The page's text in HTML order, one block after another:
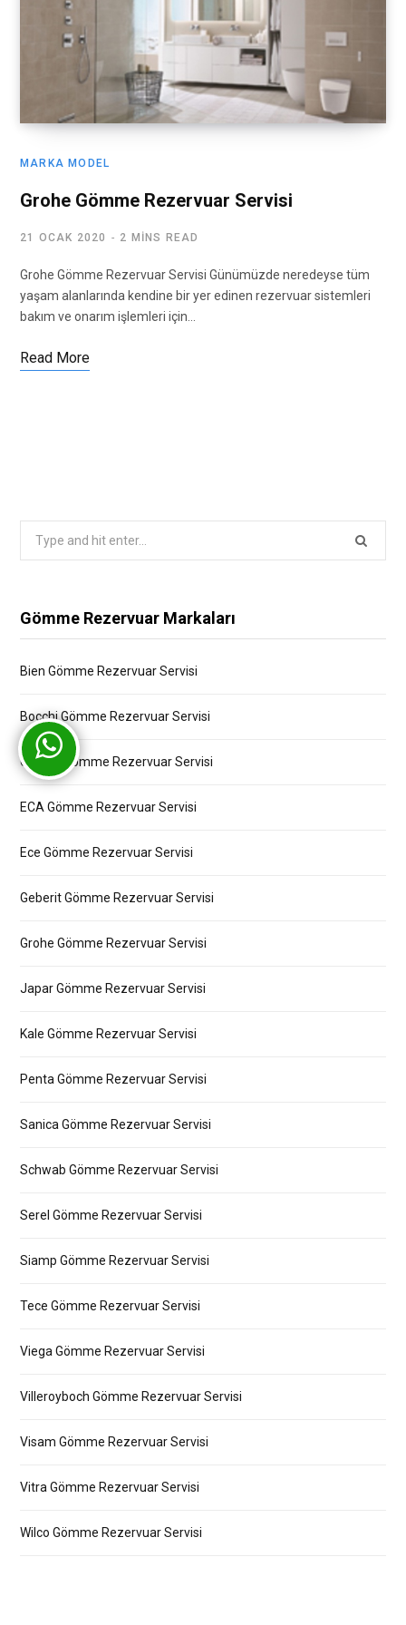
MARKA MODEL
Grohe Gömme Rezervuar Servisi
21 OCAK 2020 2 MINS READ
Grohe Gömme Rezervuar Servisi Günümüzde neredeyse tüm
yaşam alanlarında kendine bir yer edinen rezervuar sistemleri
bakım ve onarım işlemleri için…
Read More
Gömme Rezervuar Markaları
Bien Gömme Rezervuar Servisi
Bocchi Gömme Rezervuar Servisi
Creavit Gömme Rezervuar Servisi
ECA Gömme Rezervuar Servisi
Ece Gömme Rezervuar Servisi
Geberit Gömme Rezervuar Servisi
Grohe Gömme Rezervuar Servisi
Japar Gömme Rezervuar Servisi
Kale Gömme Rezervuar Servisi
Penta Gömme Rezervuar Servisi
Sanica Gömme Rezervuar Servisi
Schwab Gömme Rezervuar Servisi
Serel Gömme Rezervuar Servisi
Siamp Gömme Rezervuar Servisi
Tece Gömme Rezervuar Servisi
Viega Gömme Rezervuar Servisi
Villeroyboch Gömme Rezervuar Servisi
Visam Gömme Rezervuar Servisi
Vitra Gömme Rezervuar Servisi
Wilco Gömme Rezervuar Servisi